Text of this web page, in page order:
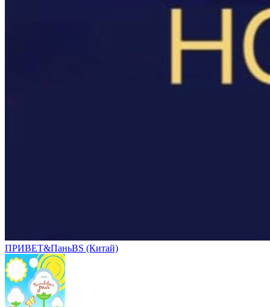
ПРИВЕТ&ПаньBS (Китай)